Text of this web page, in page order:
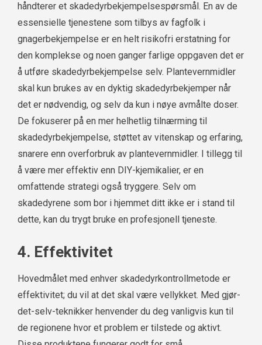
håndterer et skadedyrbekjempelsespørsmål. En av de
essensielle tjenestene som tilbys av fagfolk i
gnagerbekjempelse er en helt risikofri erstatning for
den komplekse og noen ganger farlige oppgaven det er
å utføre skadedyrbekjempelse selv. Plantevernmidler
skal kun brukes av en dyktig skadedyrbekjemper når
det er nødvendig, og selv da kun i nøye avmålte doser.
De fokuserer på en mer helhetlig tilnærming til
skadedyrbekjempelse, støttet av vitenskap og erfaring,
snarere enn overforbruk av plantevernmidler. I tillegg til
å være mer effektiv enn DIY-kjemikalier, er en
omfattende strategi også tryggere. Selv om
skadedyrene som bor i hjemmet ditt ikke er i stand til
dette, kan du trygt bruke en profesjonell tjeneste.
4. Effektivitet
Hovedmålet med enhver skadedyrkontrollmetode er
effektivitet; du vil at det skal være vellykket. Med gjør-
det-selv-teknikker henvender du deg vanligvis kun til
de regionene hvor et problem er tilstede og aktivt.